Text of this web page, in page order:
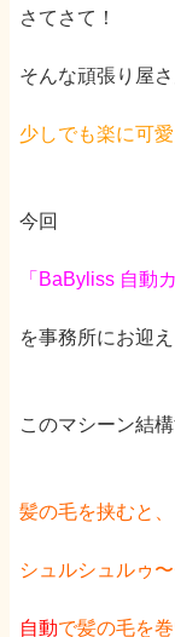
さてさて！
そんな頑張り屋
少しでも楽に可
今回
「 BaByliss 自動
を事務所にお迎
このマシーン結
髪の毛を挟むと、
シュルシュルゥ
自動で髪の毛を